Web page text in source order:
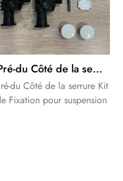
Pré-du Côté de la serrure Kit de Fixation pour suspension Murale Pan
du Côté de la serrure Kit
Fixation pour suspension